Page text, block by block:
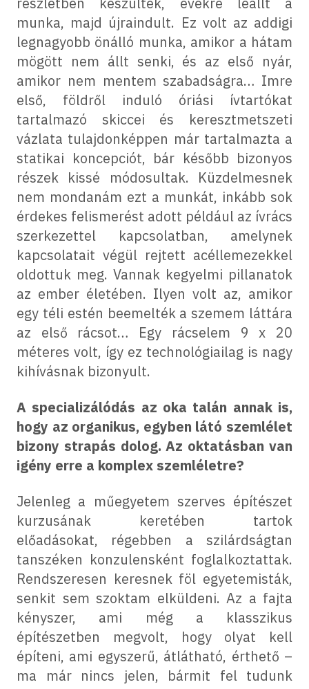
munka, majd újraindult. Ez volt az addigi
legnagyobb önálló munka, amikor a hátam
mögött nem állt senki, és az első nyár,
amikor nem mentem szabadságra… Imre
első, földről induló óriási ívtartókat
tartalmazó skiccei és keresztmetszeti
vázlata tulajdonképpen már tartalmazta a
statikai koncepciót, bár később bizonyos
részek kissé módosultak. Küzdelmesnek
nem mondanám ezt a munkát, inkább sok
érdekes felismerést adott például az ívrács
szerkezettel kapcsolatban, amelynek
kapcsolatait végül rejtett acéllemezekkel
oldottuk meg. Vannak kegyelmi pillanatok
az ember életében. Ilyen volt az, amikor
egy téli estén beemelték a szemem láttára
az első rácsot… Egy rácselem 9 x 20
méteres volt, így ez technológiailag is nagy
kihívásnak bizonyult.
A specializálódás az oka talán annak is,
hogy az organikus, egyben látó szemlélet
bizony strapás dolog. Az oktatásban van
igény erre a komplex szemléletre?
Jelenleg a műegyetem szerves építészet
kurzusának keretében tartok
előadásokat, régebben a szilárdságtan
tanszéken konzulensként foglalkoztattak.
Rendszeresen keresnek föl egyetemisták,
senkit sem szoktam elküldeni. Az a fajta
kényszer, ami még a klasszikus
építészetben megvolt, hogy olyat kell
építeni, ami egyszerű, átlátható, érthető –
ma már nincs jelen, bármit fel tudunk